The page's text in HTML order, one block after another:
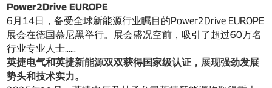
Power2Drive EUROPE
6月14日，备受全球新能源行业瞩目的Power2Drive EUROPE
展会在德国慕尼黑举行。展会盛况空前，吸引了超过60万名
行业专业人士……
英捷电气和英捷新能源双双获得国家级认证，展现强劲发展
势头和技术实力。